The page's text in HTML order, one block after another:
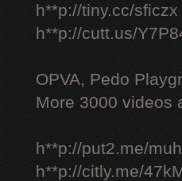
h**p://tiny.cc/sficzx
h**p://cutt.us/
OPVA, Pedo
More 3000 videos
h**p://put2.me/
h**p://citly.me/